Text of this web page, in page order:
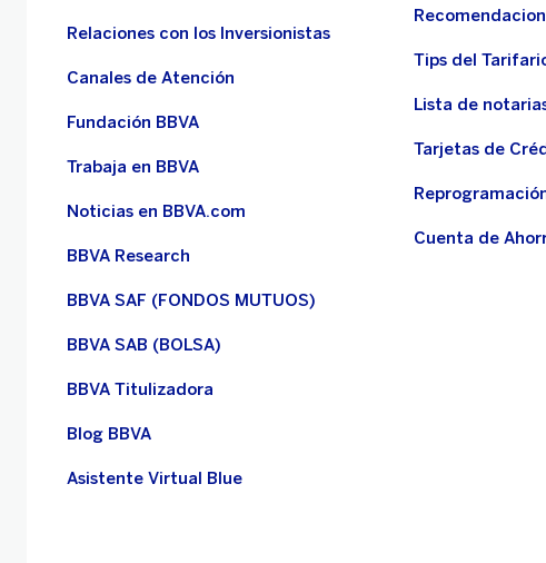
Relaciones con los Inversionistas
Canales de Atención
Fundación BBVA
Trabaja en BBVA
Noticias en BBVA.com
BBVA Research
BBVA SAF (FONDOS MUTUOS)
BBVA SAB (BOLSA)
BBVA Titulizadora
Blog BBVA
Asistente Virtual Blue
Tips del
Lista de
Tarjetas de
Cuenta de